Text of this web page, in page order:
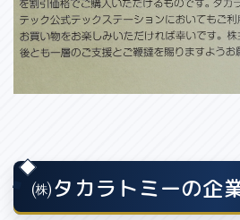
㈱タカラトミーの企